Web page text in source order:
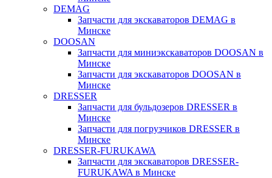
DEMAG
Запчасти для экскаваторов DEMAG в
Минске
DOOSAN
Запчасти для миниэкскаваторов DOOSAN в
Минске
Запчасти для экскаваторов DOOSAN в
Минске
DRESSER
Запчасти для бульдозеров DRESSER в
Минске
Запчасти для погрузчиков DRESSER в
Минске
DRESSER-FURUKAWA
Запчасти для экскаваторов DRESSER-
FURUKAWA в Минске